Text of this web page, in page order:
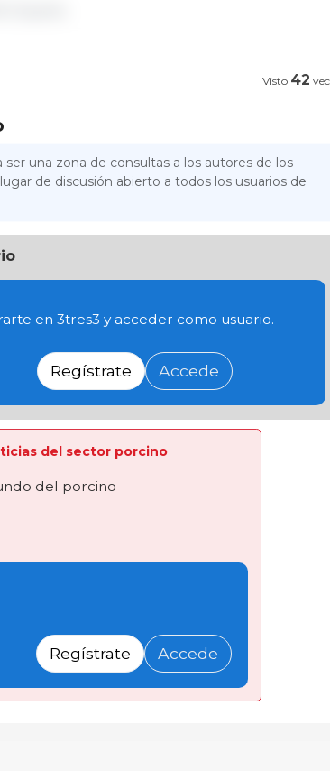
España.
Visto 42
una zona de consultas a los autores de los
de discusión abierto a todos los usuarios de
en 3tres3 y acceder como usuario.
Regístrate Accede
del sector porcino
del porcino
Regístrate Accede